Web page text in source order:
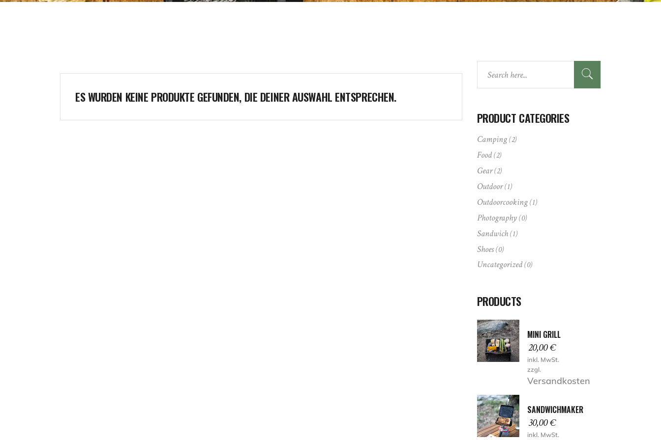
ES WURDEN KEINE PRODUKTE GEFUNDEN, DIE DEINER AUSWAHL ENTSPRECHEN.
here:
PRODUCT CATEGORIES
Camping (2)
Food (2)
Gear (2)
Outdoor (1)
Outdoorcooking (1)
Photography (0)
Sandwich (1)
Shoes (0)
Uncategorized (0)
PRODUCTS
MINI GRILL
20,00€
inkl. MwSt.
zzgl.
Versandkosten
SANDWICHMAKER
30,00€
inkl. MwSt.